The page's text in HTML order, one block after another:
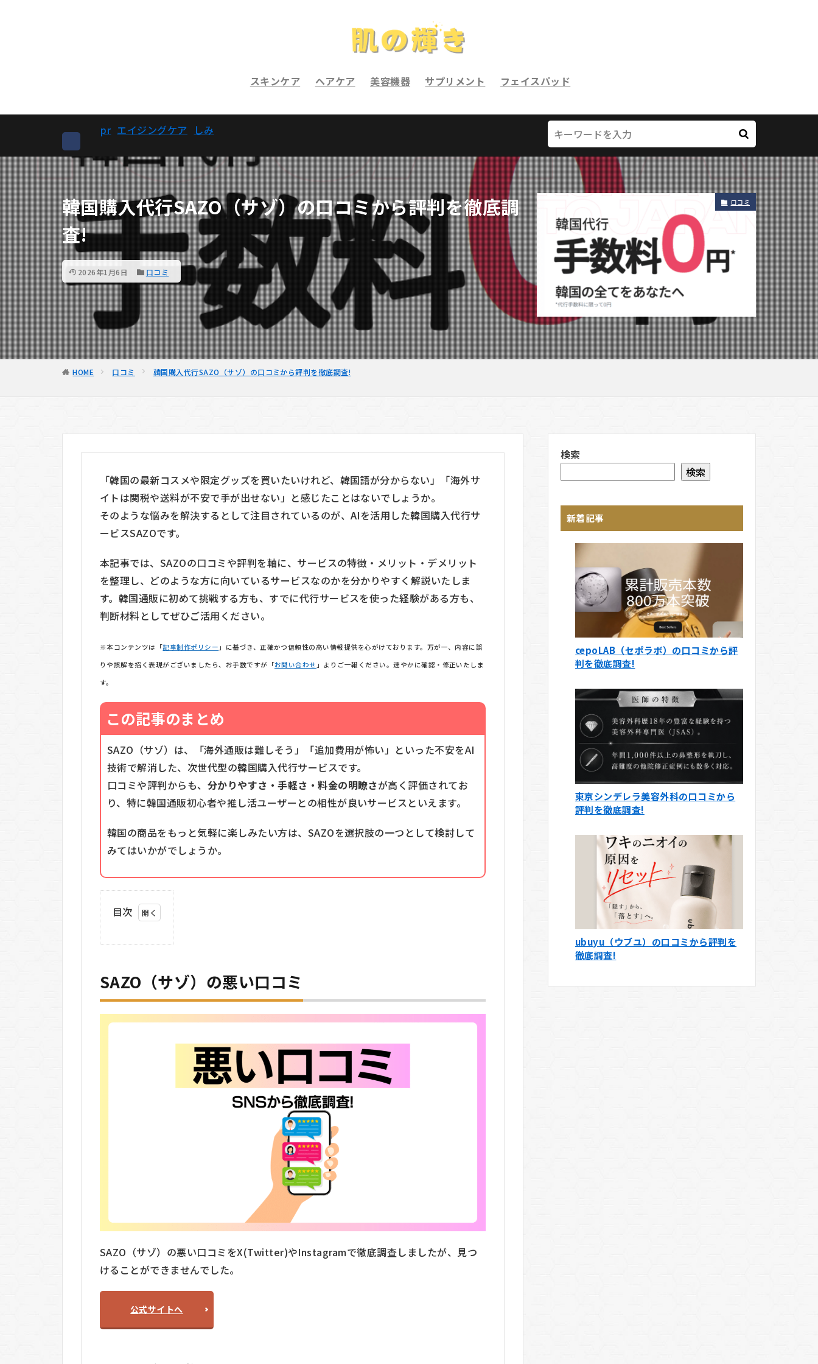
スキンケア ヘアケア 美容機器 サプリメント フェイスパッド
pr エイジングケア しみ
韓国購入代行SAZO（サゾ）の口コミから評判を徹底調
査!
2026年1月6日 口コミ
口コミ
HOME 口コミ 韓国購入代行SAZO（サゾ）の口コミから評判を徹底調査!
「韓国の最新コスメや限定グッズを買いたいけれど、韓国語が分からない」「海外サ
イトは関税や送料が不安で手が出せない」と感じたことはないでしょうか。
そのような悩みを解決するとして注目されているのが、AIを活用した韓国購入代行サ
ービスSAZOです。
本記事では、SAZOの口コミや評判を軸に、サービスの特徴・メリット・デメリット
を整理し、どのような方に向いているサービスなのかを分かりやすく解説いたしま
す。韓国通販に初めて挑戦する方も、すでに代行サービスを使った経験がある方も、
判断材料としてぜひご活用ください。
※本コンテンツは「記事制作ポリシー 」に基づき、正確かつ信頼性の高い情報提供を心がけております。万が一、内容に誤
りや誤解を招く表現がございましたら、お手数ですが「お問い合わせ 」よりご一報ください。速やかに確認・修正いたしま
す。
この記事のまとめ
SAZO（サゾ）は、「海外通販は難しそう」「追加費用が怖い」といった不安をAI
技術で解消した、次世代型の韓国購入代行サービスです。
口コミや評判からも、 分かりやすさ・手軽さ・料金の明瞭さが高く評価されてお
り、特に韓国通販初心者や推し活ユーザーとの相性が良いサービスといえます。
韓国の商品をもっと気軽に楽しみたい方は、SAZOを選択肢の一つとして検討して
みてはいかがでしょうか。
目次
SAZO（サ
2
SAZO（サ
ゾ）の良
関
税・
送料
込み
額が
すぐ
SAZO（サゾ）の悪い口コミ
SAZO（サゾ）の悪い口コミをX(Twitter)やInstagramで徹底調査しましたが、見つ
けることができませんでした。
公式サイトへ
検索
検索
新着記事
cepoLAB（セポラボ）の口コミから評
判を徹底調査!
東京シンデレラ美容外科の口コミから
評判を徹底調査!
ubuyu（ウブユ）の口コミから評判を
徹底調査!